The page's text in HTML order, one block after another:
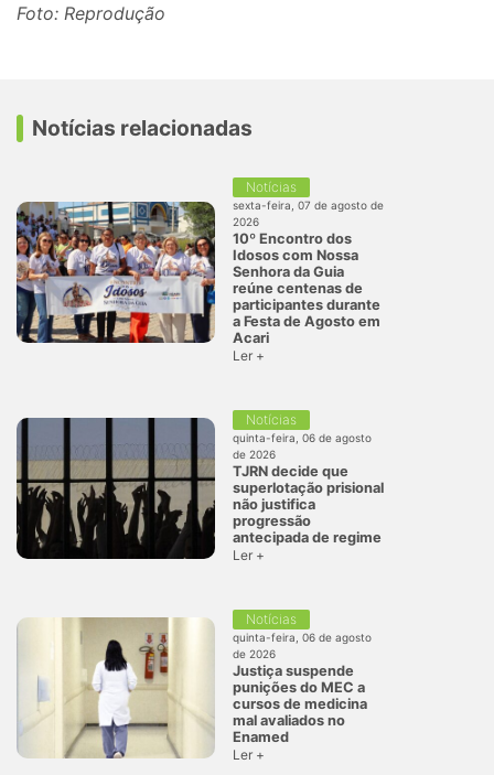
Foto: Reprodução
Notícias relacionadas
Notícias
sexta-feira, 07 de agosto de
2026
10º Encontro dos
Idosos com Nossa
Senhora da Guia
reúne centenas de
participantes durante
a Festa de Agosto em
Acari
Ler +
Notícias
quinta-feira, 06 de agosto
de 2026
TJRN decide que
superlotação prisional
não justifica
progressão
antecipada de regime
Ler +
Notícias
quinta-feira, 06 de agosto
de 2026
Justiça suspende
punições do MEC a
cursos de medicina
mal avaliados no
Enamed
Ler +